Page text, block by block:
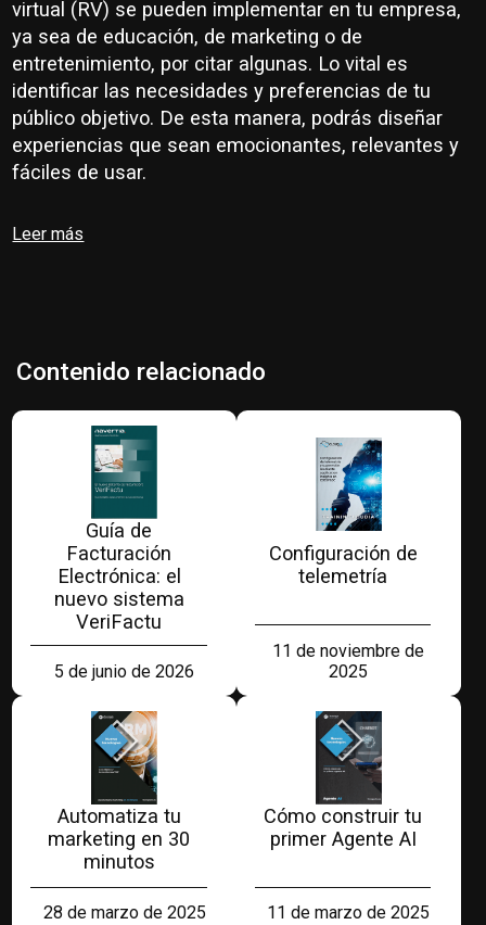
virtual (RV) se pueden implementar en tu empresa,
ya sea de educación, de marketing o de
entretenimiento, por citar algunas. Lo vital es
identificar las necesidades y preferencias de tu
público objetivo. De esta manera, podrás diseñar
experiencias que sean emocionantes, relevantes y
fáciles de usar.
Leer más
Contenido relacionado
Guía de
Facturación
Electrónica: el
nuevo sistema
VeriFactu
5 de junio de 2026
Configuración de
telemetría
11 de noviembre de
2025
Automatiza tu
marketing en 30
minutos
28 de marzo de 2025
Cómo construir tu
primer Agente AI
11 de marzo de 2025